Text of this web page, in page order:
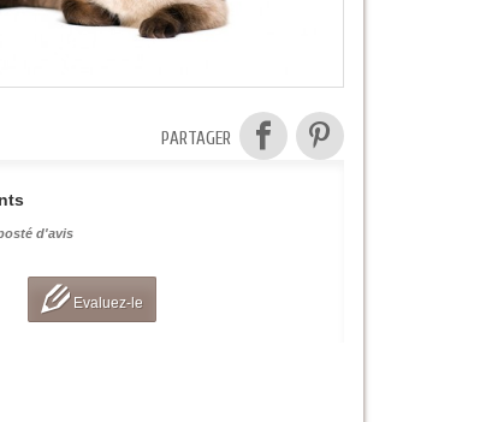
PARTAGER
d'avis
Evaluez-le